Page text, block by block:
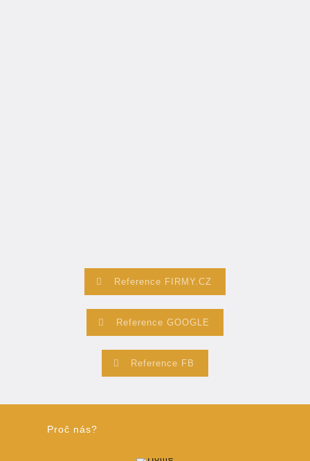
Reference FIRMY.CZ
Reference GOOGLE
Reference FB
Proč nás?